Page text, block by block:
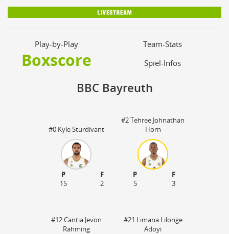
Play-by-Play Team-Stats
Boxscore Spiel-Infos
BBC Bayreuth
#0 Kyle Sturdivant
P
F
15
2
#2 Tehree Johnathan
Horn
P
F
5
3
#12 Cantia Jevon
Rahming
#21 Limana Lilonge
Adoyi